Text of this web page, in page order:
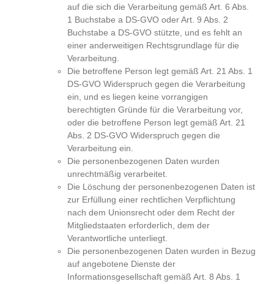
auf die sich die Verarbeitung gemäß Art. 6 Abs.
1 Buchstabe a DS-GVO oder Art. 9 Abs. 2
Buchstabe a DS-GVO stützte, und es fehlt an
einer anderweitigen Rechtsgrundlage für die
Verarbeitung.
Die betroffene Person legt gemäß Art. 21 Abs. 1
DS-GVO Widerspruch gegen die Verarbeitung
ein, und es liegen keine vorrangigen
berechtigten Gründe für die Verarbeitung vor,
oder die betroffene Person legt gemäß Art. 21
Abs. 2 DS-GVO Widerspruch gegen die
Verarbeitung ein.
Die personenbezogenen Daten wurden
unrechtmäßig verarbeitet.
Die Löschung der personenbezogenen Daten ist
zur Erfüllung einer rechtlichen Verpflichtung
nach dem Unionsrecht oder dem Recht der
Mitgliedstaaten erforderlich, dem der
Verantwortliche unterliegt.
Die personenbezogenen Daten wurden in Bezug
auf angebotene Dienste der
Informationsgesellschaft gemäß Art. 8 Abs. 1